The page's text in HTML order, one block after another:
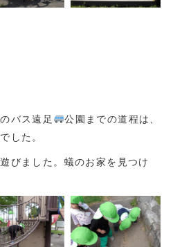
バス遠足
公園までの道程は、
した。
びました。蟻のお家を見つけ